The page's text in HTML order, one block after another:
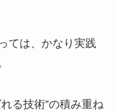
ては、かなり実践
る技術”の積み重ね